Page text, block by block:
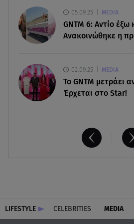
05.09.25 MEDIA
GNTM 6: Αντίο έξω
Ανακοινώθηκε η
02.09.25 MEDIA
Το GNTM μετράει
Έρχεται στο Star!
LIFESTYLE CELEBRITIES MEDIA